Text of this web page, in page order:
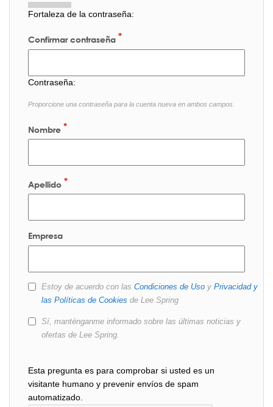
Fortaleza de la contraseña:
Confirmar contraseña
Contraseña:
Proporcione una contraseña para la cuenta nueva en ambos campos.
Nombre
Apellido
Empresa
Estoy de acuerdo con las Condiciones de Uso y Privacidad y
las Políticas de Cookies de Lee Spring
Sí, manténganme informado sobre las últimas noticias y
ofertas de Lee Spring.
Esta pregunta es para comprobar si usted es un
visitante humano y prevenir envíos de spam
automatizado.